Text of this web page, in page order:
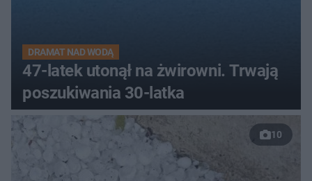
DRAMAT NAD WODĄ
47-latek utonął na żwirowni. Trwają
poszukiwania 30-latka
10